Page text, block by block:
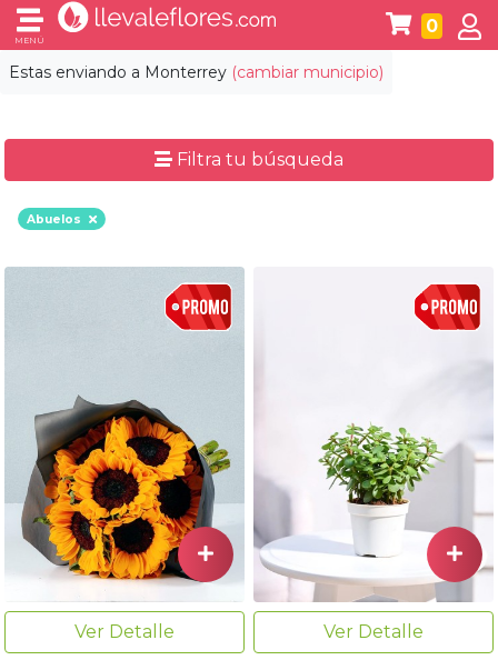
Estas enviando a Monterrey (cambiar municipio)
MENÚ
0
Filtra tu búsqueda
Abuelos
Ver Detalle
Ver Detalle